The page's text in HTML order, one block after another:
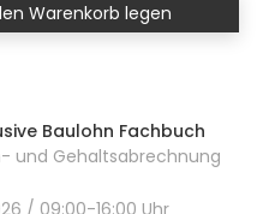
Warenkorb legen
Baulohn Fachbuch
und Gehaltsabrechnung